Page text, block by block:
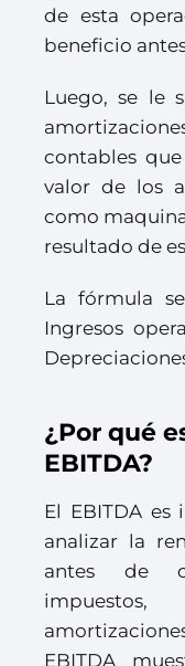
de esta
beneficio
Luego, se le
contables
valor de los
como
resultado de
La fórmula
Ingresos
¿Por qué
EBITDA?
El EBITDA
analizar la
antes de
EBITDA